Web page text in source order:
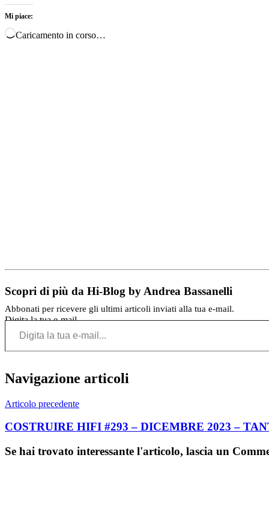
Mi piace:
Caricamento in corso…
Scopri di più da Hi-Blog by Andrea Bassanelli
Abbonati per ricevere gli ultimi articoli inviati alla tua e-mail.
Digita la tua e-mail...
Navigazione articoli
Articolo precedente
COSTRUIRE HIFI #293 – DICEMBRE 2023 –
Se hai trovato interessante l'articolo, lascia un